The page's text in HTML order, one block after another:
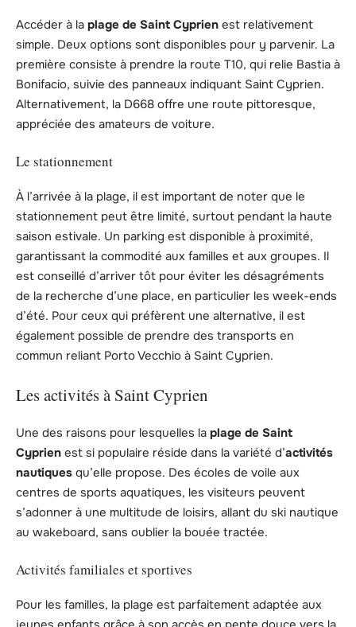
Accéder à la plage de Saint Cyprien est relativement
simple. Deux options sont disponibles pour y parvenir. La
première consiste à prendre la route T10, qui relie Bastia à
Bonifacio, suivie des panneaux indiquant Saint Cyprien.
Alternativement, la D668 offre une route pittoresque,
appréciée des amateurs de voiture.
Le stationnement
À l’arrivée à la plage, il est important de noter que le
stationnement peut être limité, surtout pendant la haute
saison estivale. Un parking est disponible à proximité,
garantissant la commodité aux familles et aux groupes. Il
est conseillé d’arriver tôt pour éviter les désagréments
de la recherche d’une place, en particulier les week-ends
d’été. Pour ceux qui préfèrent une alternative, il est
également possible de prendre des transports en
commun reliant Porto Vecchio à Saint Cyprien.
Les activités à Saint Cyprien
Une des raisons pour lesquelles la plage de Saint
Cyprien est si populaire réside dans la variété d’activités
nautiques qu’elle propose. Des écoles de voile aux
centres de sports aquatiques, les visiteurs peuvent
s’adonner à une multitude de loisirs, allant du ski nautique
au wakeboard, sans oublier la bouée tractée.
Activités familiales et sportives
Pour les familles, la plage est parfaitement adaptée aux